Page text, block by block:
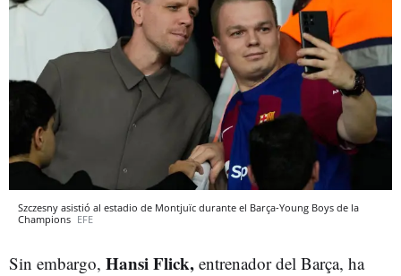
Szczesny asistió al estadio de Montjuïc durante el Barça-Young Boys de la
Champions EFE
Sin embargo, Hansi Flick, entrenador del Barça, ha